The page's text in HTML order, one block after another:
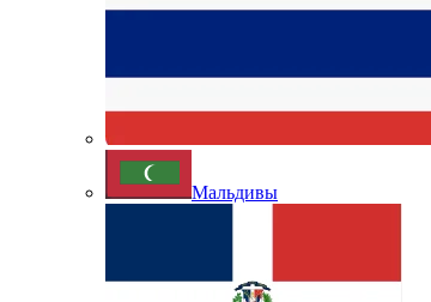
Мальдивы